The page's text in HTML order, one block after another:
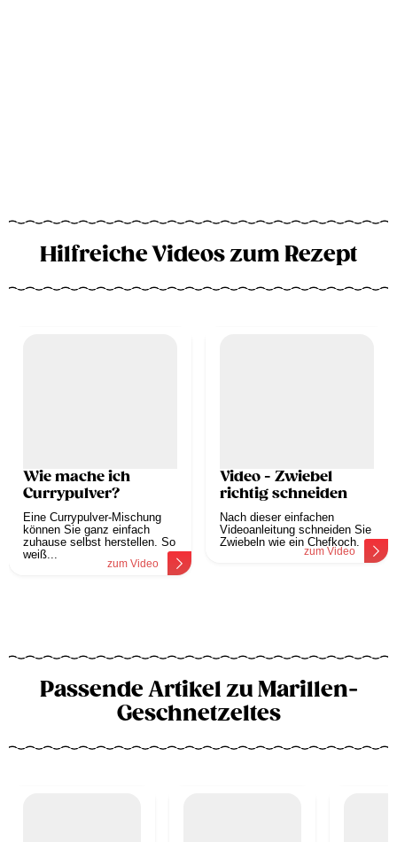
Hilfreiche Videos zum Rezept
Wie mache ich
Currypulver?
Eine Currypulver-Mischung
können Sie ganz einfach
zuhause selbst herstellen. So
weiß...
zum Video
Video - Zwiebel
richtig schneiden
Nach dieser einfachen
Videoanleitung schneiden Sie
Zwiebeln wie ein Chefkoch.
zum Video
Passende Artikel zu Marillen-
Geschnetzeltes